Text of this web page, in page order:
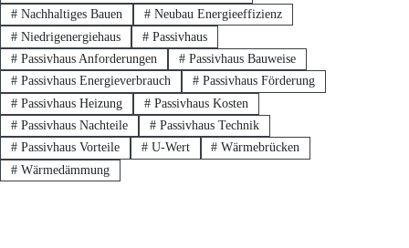
#Nachhaltiges Bauen #Neubau Energieeffizienz
#Niedrigenergiehaus #Passivhaus
#Passivhaus Anforderungen #Passivhaus Bauweise
#Passivhaus Energieverbrauch #Passivhaus Förderung
#Passivhaus Heizung #Passivhaus Kosten
#Passivhaus Nachteile #Passivhaus Technik
#Passivhaus Vorteile #U-Wert # Wärmebrücken
#Wärmedämmung